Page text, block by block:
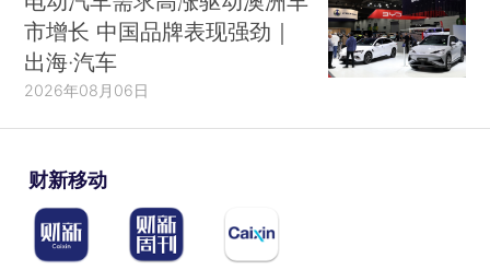
市增长 中国品牌表现强劲｜
出海·汽车
2026年08月06日
财新移动